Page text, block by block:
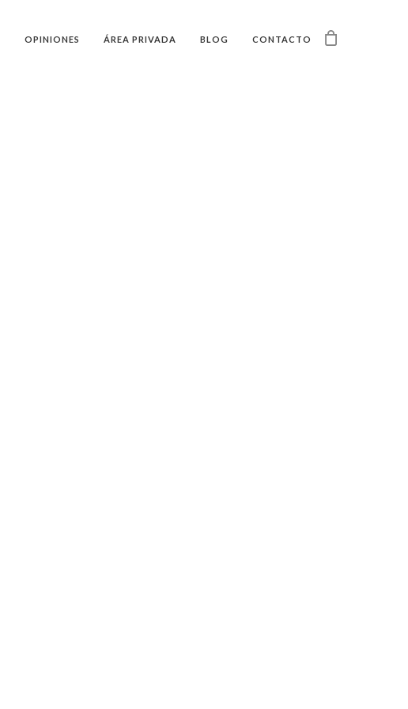
OPINIONES ÁREA PRIVADA BLOG CONTACTO